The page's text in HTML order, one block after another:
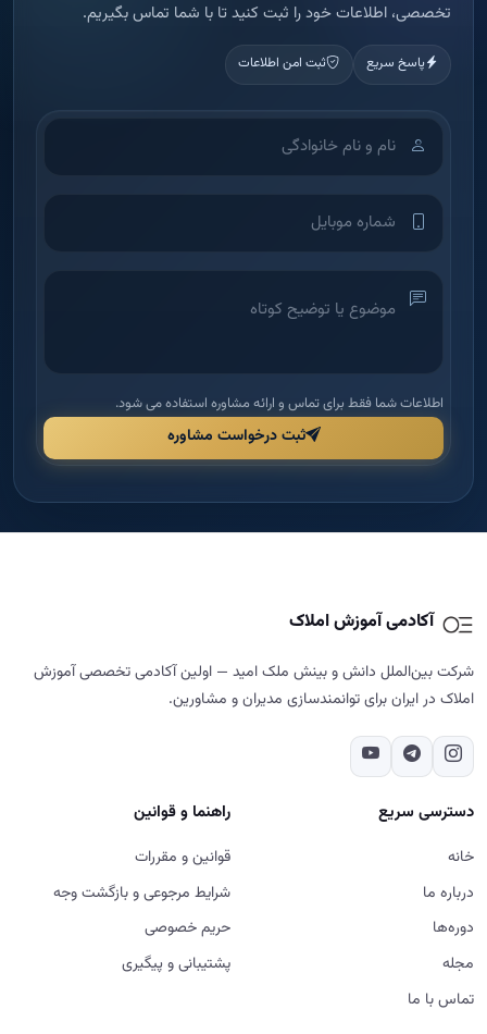
تخصصی، اطلاعات خود را ثبت کنید تا با شما تماس بگیریم.
پاسخ سریع ثبت امن اطلاعات
اطلاعات شما فقط برای تماس و ارائه مشاوره استفاده می شود.
ثبت درخواست مشاوره
آکادمی آموزش املاک
شرکت بین‌الملل دانش و بینش ملک امید — اولین آکادمی تخصصی آموزش
املاک در ایران برای توانمندسازی مدیران و مشاورین.
دسترسی سریع
خانه
درباره ما
دوره‌ها
مجله
تماس با ما
راهنما و قوانین
قوانین و مقررات
شرایط مرجوعی و بازگشت وجه
حریم خصوصی
پشتیبانی و پیگیری